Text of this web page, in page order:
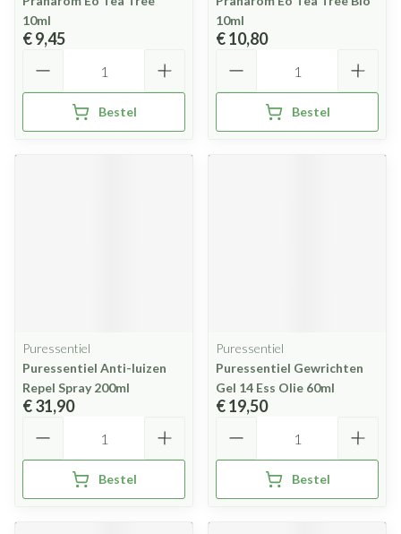
10ml
€ 9,45
Bestel
10ml
€ 10,80
Bestel
Puressentiel
Puressentiel Anti-luizen
Repel Spray 200ml
€ 31,90
Bestel
Puressentiel
Puressentiel Gewrichten
Gel 14 Ess Olie 60ml
€ 19,50
Bestel